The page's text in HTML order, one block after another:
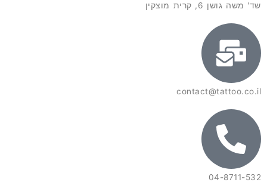
שד' משה גושן 6, קרית מוצקין
contact@tattoo.co.il
04-8711-532